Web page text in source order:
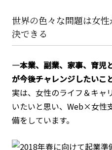
世界の色々な問題は女
決できる
―本業、副業、家事、育児
が今後チャレンジしたいこ
実は、女性のライフ＆キャ
いたいと思い、Web×女性
備をしています。